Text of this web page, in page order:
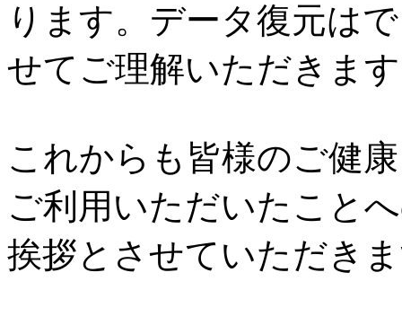
ります。データ復元は
せてご理解いただきま
これからも皆様のご健
ご利用いただいたこと
挨拶とさせていただき